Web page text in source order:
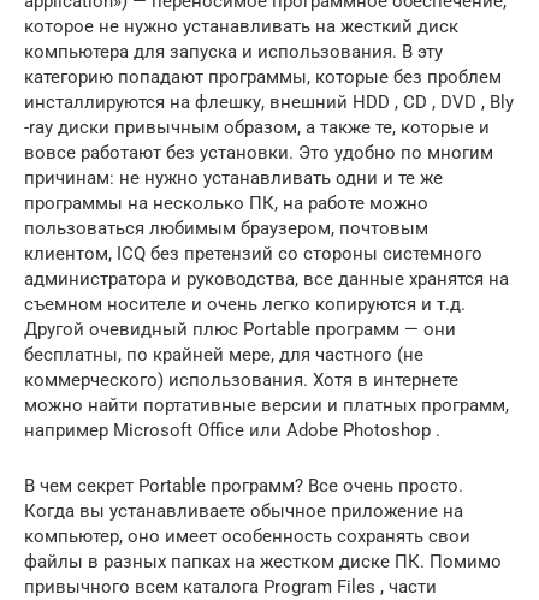
которое не нужно устанавливать на жесткий диск
компьютера для запуска и использования. В эту
категорию попадают программы, которые без проблем
инсталлируются на флешку, внешний HDD , CD , DVD , Bly
-ray диски привычным образом, а также те, которые и
вовсе работают без установки. Это удобно по многим
причинам: не нужно устанавливать одни и те же
программы на несколько ПК, на работе можно
пользоваться любимым браузером, почтовым
клиентом, ICQ без претензий со стороны системного
администратора и руководства, все данные хранятся на
съемном носителе и очень легко копируются и т.д.
Другой очевидный плюс Portable программ — они
бесплатны, по крайней мере, для частного (не
коммерческого) использования. Хотя в интернете
можно найти портативные версии и платных программ,
например Microsoft Office или Adobe Photoshop .
В чем секрет Portable программ? Все очень просто.
Когда вы устанавливаете обычное приложение на
компьютер, оно имеет особенность сохранять свои
файлы в разных папках на жестком диске ПК. Помимо
привычного всем каталога Program Files , части